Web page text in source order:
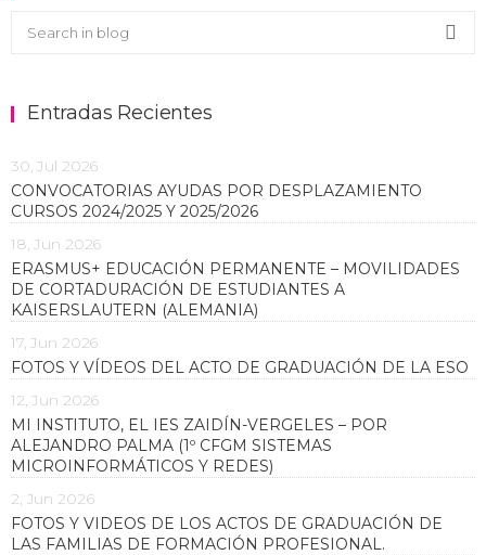
Buscar en el blog
Entradas Recientes
30, Jul 2026
CONVOCATORIAS AYUDAS POR DESPLAZAMIENTO
CURSOS 2024/2025 Y 2025/2026
18, Jun 2026
ERASMUS+ EDUCACIÓN PERMANENTE – MOVILIDADES
DE CORTADURACIÓN DE ESTUDIANTES A
KAISERSLAUTERN (ALEMANIA)
17, Jun 2026
FOTOS Y VÍDEOS DEL ACTO DE GRADUACIÓN DE LA ESO
12, Jun 2026
MI INSTITUTO, EL IES ZAIDÍN-VERGELES – POR
ALEJANDRO PALMA (1º CFGM SISTEMAS
MICROINFORMÁTICOS Y REDES)
2, Jun 2026
FOTOS Y VIDEOS DE LOS ACTOS DE GRADUACIÓN DE
LAS FAMILIAS DE FORMACIÓN PROFESIONAL.